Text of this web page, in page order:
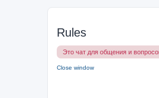
Rules
Это чат для общения и
Close window